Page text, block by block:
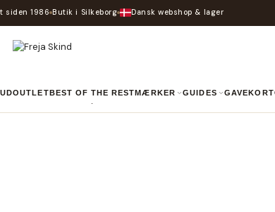
siden 1986 Butik i Silkeborg Dansk webshop & lager
OUTLET BEST OF THE REST MÆRKER GUIDES GAVEKORT